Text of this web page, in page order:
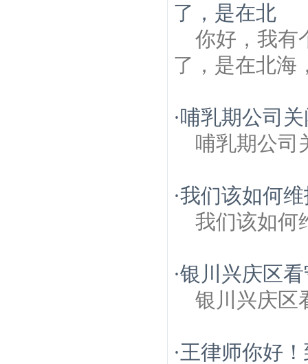
了，是在北
你好，我有
了，是在北海
·哺乳期公司
哺乳期公司
·我们该如何
我们该如何
·银川兴庆区
银川兴庆区
·王律师你好